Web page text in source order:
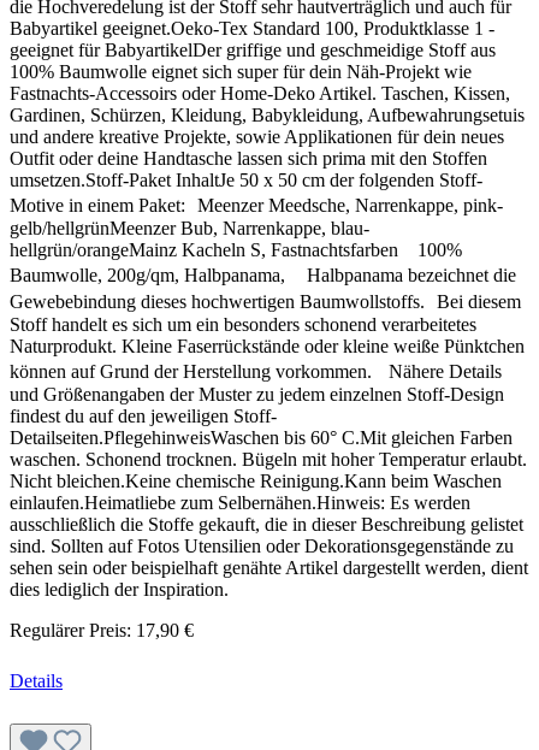
die Hochveredelung ist der Stoff sehr hautverträglich und auch für
Babyartikel geeignet.Oeko-Tex Standard 100, Produktklasse 1 -
geeignet für BabyartikelDer griffige und geschmeidige Stoff aus
100% Baumwolle eignet sich super für dein Näh-Projekt wie
Fastnachts-Accessoirs oder Home-Deko Artikel. Taschen, Kissen,
Gardinen, Schürzen, Kleidung, Babykleidung, Aufbewahrungsetuis
und andere kreative Projekte, sowie Applikationen für dein neues
Outfit oder deine Handtasche lassen sich prima mit den Stoffen
umsetzen.Stoff-Paket InhaltJe 50 x 50 cm der folgenden Stoff-
Motive in einem Paket: Meenzer Meedsche, Narrenkappe, pink-
gelb/hellgrünMeenzer Bub, Narrenkappe, blau-
hellgrün/orangeMainz Kacheln S, Fastnachtsfarben 100%
Baumwolle, 200g/qm, Halbpanama, Halbpanama bezeichnet die
Gewebebindung dieses hochwertigen Baumwollstoffs. Bei diesem
Stoff handelt es sich um ein besonders schonend verarbeitetes
Naturprodukt. Kleine Faserrückstände oder kleine weiße Pünktchen
können auf Grund der Herstellung vorkommen. Nähere Details
und Größenangaben der Muster zu jedem einzelnen Stoff-Design
findest du auf den jeweiligen Stoff-
Detailseiten.PflegehinweisWaschen bis 60° C.Mit gleichen Farben
waschen. Schonend trocknen. Bügeln mit hoher Temperatur erlaubt.
Nicht bleichen.Keine chemische Reinigung.Kann beim Waschen
einlaufen.Heimatliebe zum Selbernähen.Hinweis: Es werden
ausschließlich die Stoffe gekauft, die in dieser Beschreibung gelistet
sind. Sollten auf Fotos Utensilien oder Dekorationsgegenstände zu
sehen sein oder beispielhaft genähte Artikel dargestellt werden, dient
dies lediglich der Inspiration.
Regulärer Preis: 17,90 €
Details